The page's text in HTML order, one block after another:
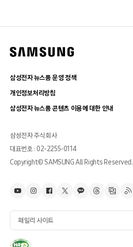
삼성전자 뉴스룸 운영 정책
개인정보처리방침
삼성전자 뉴스룸 콘텐츠 이용에 대한 안내
삼성전자 주식회사
대표번호 : 02-2255-0114
Copyright© SAMSUNG All Rights Reserved.
패밀리 사이트